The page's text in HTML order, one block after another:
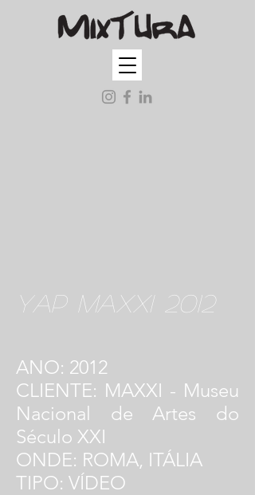
YAP MAXXI 2012
ANO: 2012
CLIENTE: MAXXI - Museu
Nacional de Artes do
Século XXI
ONDE: ROMA, ITÁLIA
TIPO: VÍDEO